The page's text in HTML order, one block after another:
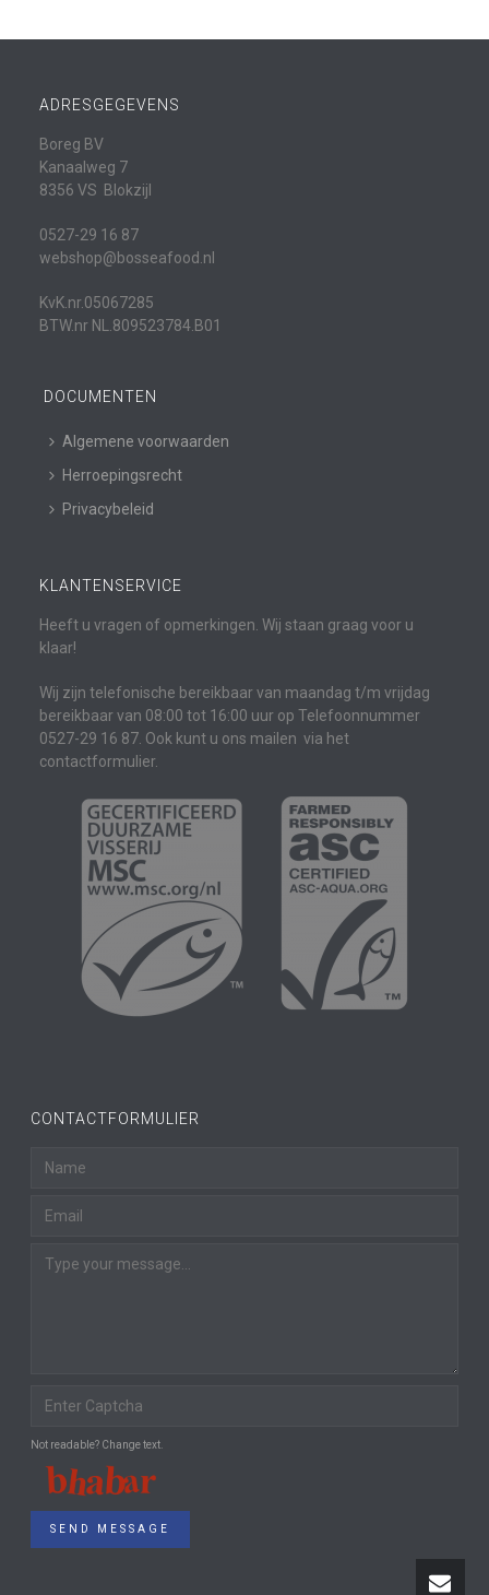
ADRESGEGEVENS
Boreg BV
Kanaalweg 7
8356 VS Blokzijl
0527-29 16 87
webshop@bosseafood.nl
KvK.nr.05067285
BTW.nr NL.809523784.B01
DOCUMENTEN
Algemene voorwaarden
Herroepingsrecht
Privacybeleid
KLANTENSERVICE
Heeft u vragen of opmerkingen. Wij staan graag voor u
klaar!
Wij zijn telefonische bereikbaar van maandag t/m vrijdag
bereikbaar van 08:00 tot 16:00 uur op Telefoonnummer
0527-29 16 87. Ook kunt u ons mailen via het
contactformulier.
CONTACTFORMULIER
Not readable? Change text.
SEND MESSAGE